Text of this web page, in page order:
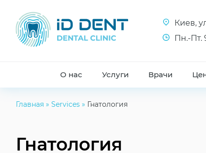
Киев,
Пн.-Пт.
О нас Услуги Врачи
Главная » Services » Гнатология
Гнатология